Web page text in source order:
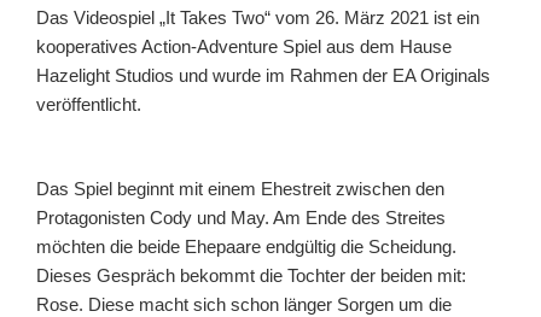
Das Videospiel „It Takes Two“ vom 26. März 2021 ist ein
kooperatives Action-Adventure Spiel aus dem Hause
Hazelight Studios und wurde im Rahmen der EA Originals
veröffentlicht.
Das Spiel beginnt mit einem Ehestreit zwischen den
Protagonisten Cody und May. Am Ende des Streites
möchten die beide Ehepaare endgültig die Scheidung.
Dieses Gespräch bekommt die Tochter der beiden mit:
Rose. Diese macht sich schon länger Sorgen um die